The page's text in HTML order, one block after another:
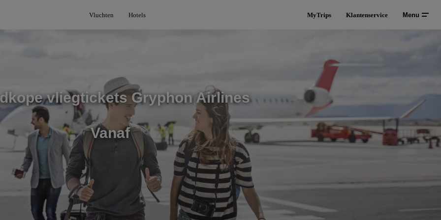
Vluchten Hotels MyTrips Klantenservice Menu
vliegtickets Gryphon Airlines
Vanaf